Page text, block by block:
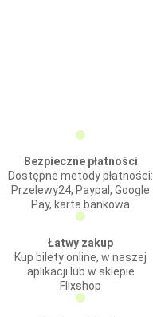
Bezpieczne płatności
Dostępne metody płatności:
Przelewy24, Paypal, Google
Pay, karta bankowa
Łatwy zakup
Kup bilety online, w naszej
aplikacji lub w sklepie
Flixshop